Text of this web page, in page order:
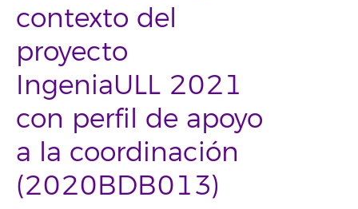
contexto del
proyecto
IngeniaULL 2021
con perfil de apoyo
a la coordinación
(2020BDB013)